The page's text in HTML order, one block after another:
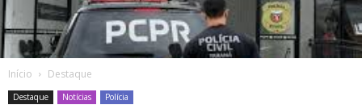
Início Destaque
Destaque Notícias Polícia